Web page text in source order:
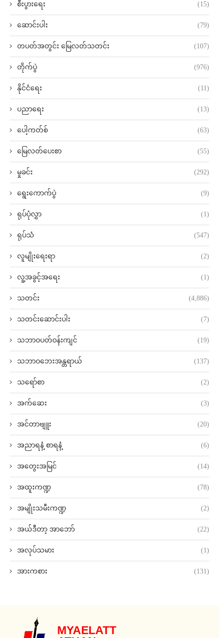
စီးပွားရေး (15)
ဆောင်းပါး (79)
တပတ်အတွင်း မြေလတ်သတင်း (107)
တိုက်ပွဲ (976)
နိုင်ငံရေး (11)
ပညာရေး (13)
ပေါ့ကတ်စ် (63)
မြေလတ်ပေးစာ (55)
မှုခင်း (292)
ရွေးကောက်ပွဲ (9)
ရုပ်ပုံလွှာ (1)
ရုပ်သံ (547)
လူမျိုးရေးရာ (2)
လူ့အခွင့်အရေး (1)
သတင်း (4,886)
သတင်းဆောင်းပါး (7)
သဘာဝပတ်ဝန်းကျင် (19)
သဘာဝဘေးအန္တရာယ် (137)
သရော်စာ (2)
အက်ဆေး (3)
အင်တာဗျူး (20)
အညာရနံ့ စာရနံ့ (6)
အတွေးအမြင် (14)
အထူးကဏ္ဍ (78)
အမျိုးသမီးကဏ္ဍ (2)
အယ်ဒီတာ့ အာဘော် (22)
အလုပ်သမား (1)
အားကစား (131)
MYAELATT